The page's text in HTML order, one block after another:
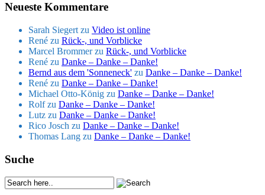
Neueste Kommentare
Sarah Siegert zu Video ist online
René zu Rück-, und Vorblicke
Marcel Brommerzu Rück-, und Vorblicke
René zu Danke – Danke – Danke!
Bernd aus dem 'Sonneneck' zu Danke – Danke – Danke!
René zu Danke – Danke – Danke!
Michael Otto-König zu Danke – Danke – Danke!
Rolfzu Danke – Danke – Danke!
Lutz zu Danke – Danke – Danke!
Rico Josch zu Danke – Danke – Danke!
Thomas Lang zu Danke – Danke – Danke!
Suche